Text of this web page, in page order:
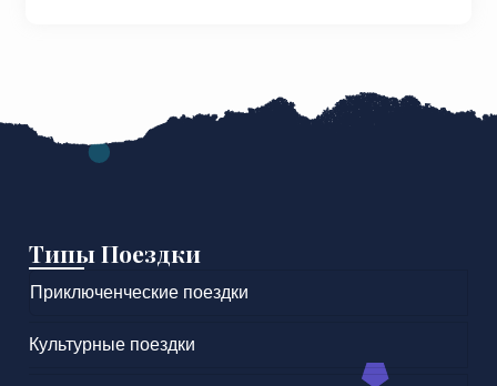
Типы Поездки
Приключенческие поездки
Культурные поездки